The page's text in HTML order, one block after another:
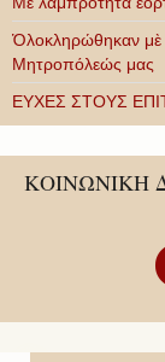
Ὁλοκληρώθηκαν μὲ
Μητροπόλεώς μας
ΕΥΧΕΣ ΣΤΟΥΣ
ΚΟΙΝΩΝΙΚΗ